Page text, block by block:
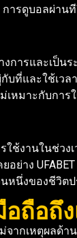
รดูบอลผ่าน
การและเป็
ที่และใช้เว
หมาะกับการ
ช้งานในช่ว
อย่าง
นึ่งของชีวิต
อถือถึ
ากเหตุผลด้า